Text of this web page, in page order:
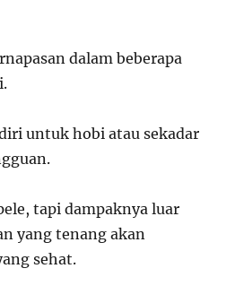
dalam beberapa
untuk hobi atau sekadar
tapi dampaknya luar
yang tenang akan
sehat.